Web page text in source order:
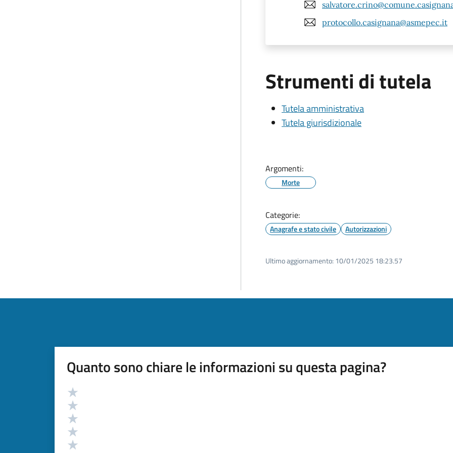
protocollo.casignana@asmepec.it
Strumenti di tutela
Tutela amministrativa
Tutela giurisdizionale
Argomenti:
Morte
Categorie:
Anagrafe e stato civile Autorizzazioni
Ultimo aggiornamento: 10/01/2025 18:23.57
Quanto sono chiare le informazioni su questa pagina?
Valutazione